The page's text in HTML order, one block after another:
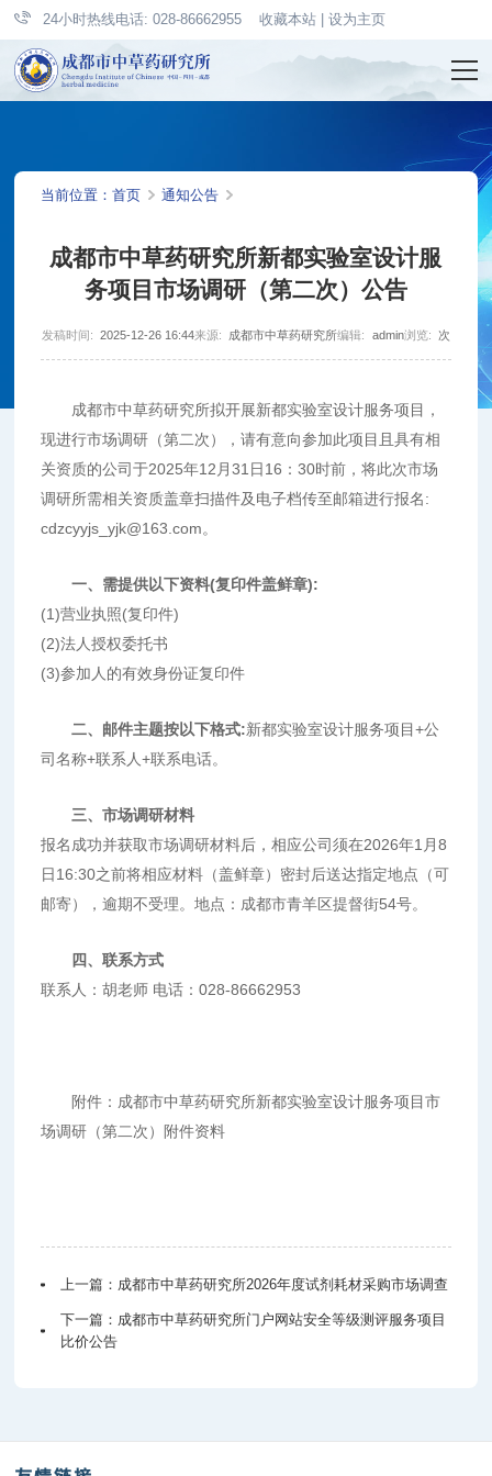
24小时热线电话: 028-86662955 收藏本站 设为主页
当前位置：首页 通知公告
成都市中草药研究所新都实验室设计服
务项目市场调研（第二次）公告
发稿时间: 2025-12-26 16:44来源: 成都市中草药研究所编辑: admin浏览: 次
成都市中草药研究所拟开展新都实验室设计服务项目，
现进行市场调研（第二次），请有意向参加此项目且具有相
关资质的公司于2025年12月31日16：30时前，将此次市场
调研所需相关资质盖章扫描件及电子档传至邮箱进行报名:
cdzcyyjs_yjk@163.com。
一、需提供以下资料(复印件盖鲜章):
(1)营业执照(复印件)
(2)法人授权委托书
(3)参加人的有效身份证复印件
二、邮件主题按以下格式:新都实验室设计服务项目+公
司名称+联系人+联系电话。
三、市场调研材料
报名成功并获取市场调研材料后，相应公司须在2026年1月8
日16:30之前将相应材料（盖鲜章）密封后送达指定地点（可
邮寄），逾期不受理。地点：成都市青羊区提督街54号。
四、联系方式
联系人：胡老师 电话：028-86662953
附件： 成都市中草药研究所新都实验室设计服务项目市
场调研（第二次）附件资料
上一篇： 成都市中草药研究所2026年度试剂耗材采购市场调查
下一篇： 成都市中草药研究所门户网站安全等级测评服务项目
比价公告